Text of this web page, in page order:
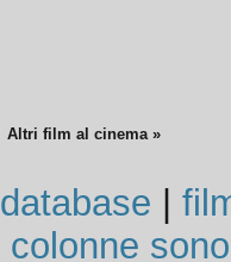
Altri film al cinema »
database
colonne